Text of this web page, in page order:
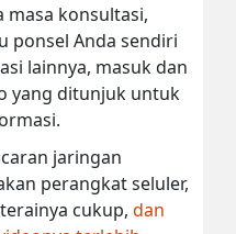
masa konsultasi,
ponsel Anda sendiri
lainnya, masuk dan
yang ditunjuk untuk
jaringan
perangkat seluler,
cukup, dan